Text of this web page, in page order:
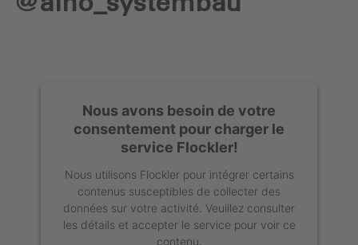
Nous avons besoin de votre
consentement pour charger le
service Flockler!
Nous utilisons Flockler pour intégrer certains
contenus susceptibles de collecter des
données sur votre activité. Veuillez consulter
les détails et accepter le service pour voir ce
contenu.